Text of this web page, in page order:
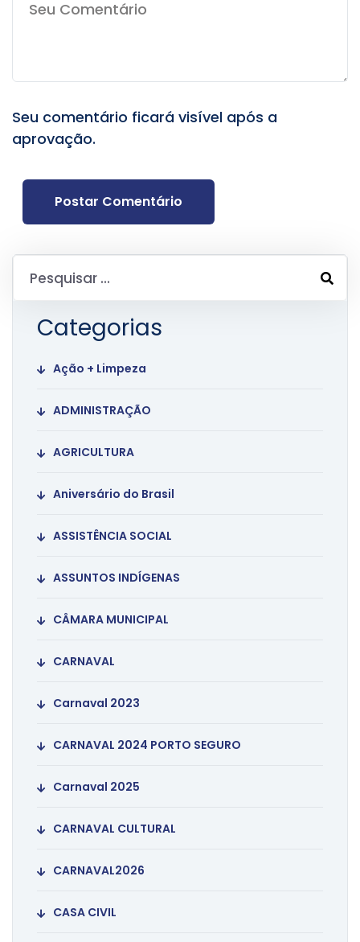
Seu comentário ficará visível após a
aprovação.
Postar Comentário
Categorias
Ação + Limpeza
ADMINISTRAÇÃO
AGRICULTURA
Aniversário do Brasil
ASSISTÊNCIA SOCIAL
ASSUNTOS INDÍGENAS
CÂMARA MUNICIPAL
CARNAVAL
Carnaval 2023
CARNAVAL 2024 PORTO SEGURO
Carnaval 2025
CARNAVAL CULTURAL
CARNAVAL2026
CASA CIVIL